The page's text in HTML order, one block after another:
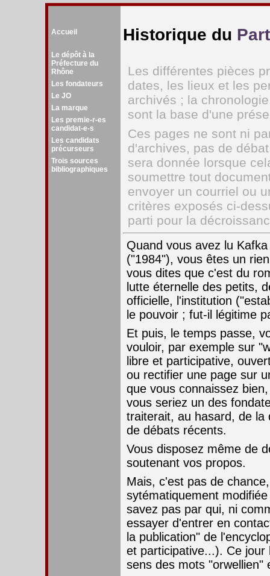
Historique du
Les différentes pièces
dates, les lieux et les
archivés ; la
sont la base d'une
Ces pages ne sont ni
d'archives, pas de
sera donnée lorsque
soumettre tout
envoyer un courriel ou
critères exposés ci-
parti pour la
Quand vous avez lu
("1984"), vous êtes un
vous dites que c'est du
lutte éternelle des petits,
officielle, l'institution
le pouvoir ; fut-il légitime
Et puis, le temps passe,
vouloir, par exemple sur
libre et participative,
ou rectifier une page sur
que vous connaissez
vous seriez un des
traiterait, au hasard, de la
de débats récents.
Vous disposez même de
soutenant vos propos.
Mais, c'est pas de
sytématiquement
savez pas par qui, ni
essayer d'entrer en
la publication" de
et participative...). Ce
sens des mots "orwellien"
Accueil
Le dépôt à la
Préfecture du
Rhône
Les fondateurs
Le JO
La marque
Les premie-r-es
candidat-e-s
Les candidats
précurseurs
Trois sources
bibliographiques